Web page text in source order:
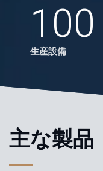
100
生産設備
主な製品